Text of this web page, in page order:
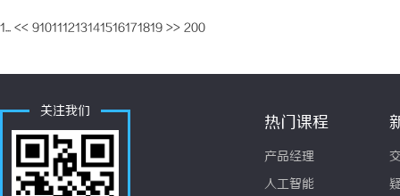
1... << 910111213141516171819 >> 200
关注我们
热门课程
产品经理
人工智能